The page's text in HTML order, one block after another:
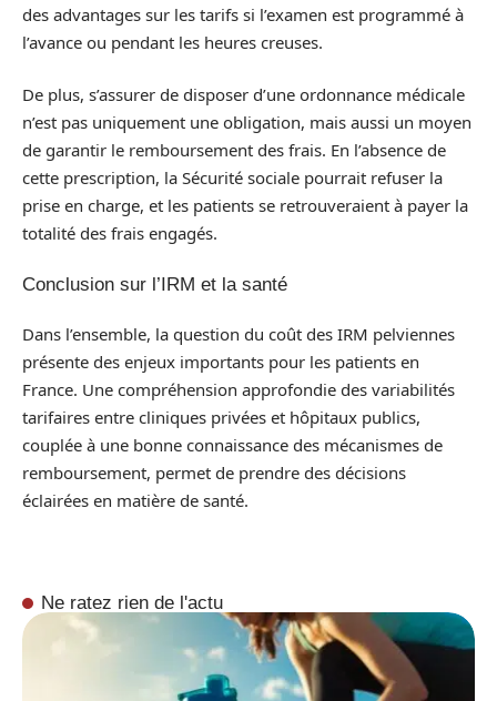
des advantages sur les tarifs si l’examen est programmé à
l’avance ou pendant les heures creuses.
De plus, s’assurer de disposer d’une ordonnance médicale
n’est pas uniquement une obligation, mais aussi un moyen
de garantir le remboursement des frais. En l’absence de
cette prescription, la Sécurité sociale pourrait refuser la
prise en charge, et les patients se retrouveraient à payer la
totalité des frais engagés.
Conclusion sur l’IRM et la santé
Dans l’ensemble, la question du coût des IRM pelviennes
présente des enjeux importants pour les patients en
France. Une compréhension approfondie des variabilités
tarifaires entre cliniques privées et hôpitaux publics,
couplée à une bonne connaissance des mécanismes de
remboursement, permet de prendre des décisions
éclairées en matière de santé.
Ne ratez rien de l'actu